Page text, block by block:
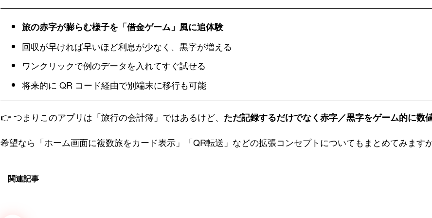
旅の赤字が膨らむ様子を「借金ゲーム」風に追体験
回収が早ければ早いほど利息が少なく、黒字が増える
ワンクリックで例のデータを入れてすぐ試せる
将来的に QR コード経由で別端末に移行も可能
👉 つまりこのアプリは「旅行の会計簿」ではあるけど、 ただ記録するだけでなく赤字／黒字をゲーム的に数
希望なら「ホーム画面に複数旅をカード表示」「QR転送」などの拡張コンセプトについてもまとめてみます
関連記事